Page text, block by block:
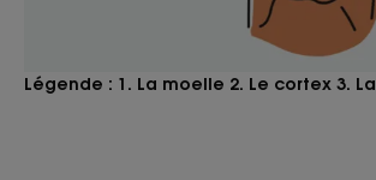
Légende : 1. La moelle 2. Le cortex 3.